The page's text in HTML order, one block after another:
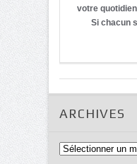
votre
Si chacun
ARCHIVES
Archives